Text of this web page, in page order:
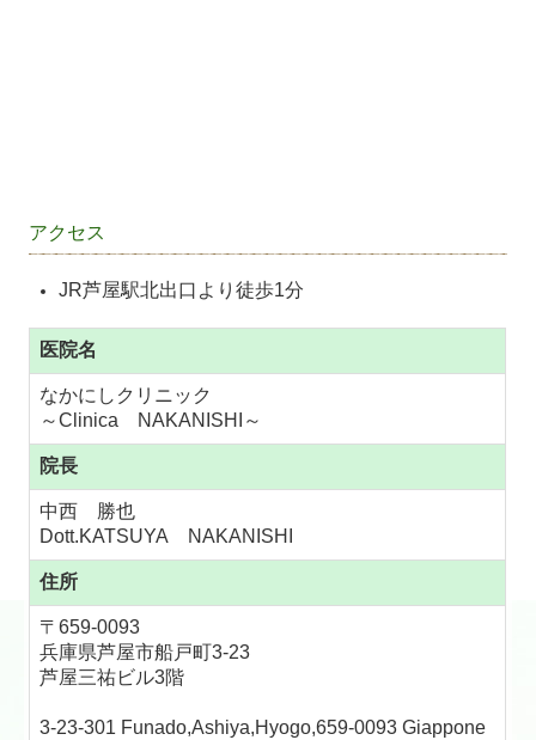
アクセス
JR芦屋駅北出口より徒歩1分
医院名
なかにしクリニック
～Clinica NAKANISHI～
院長
中西 勝也
Dott.KATSUYA NAKANISHI
住所
〒659-0093
兵庫県芦屋市船戸町3-23
芦屋三祐ビル3階
3-23-301 Funado,Ashiya,Hyogo,659-0093 Giappone